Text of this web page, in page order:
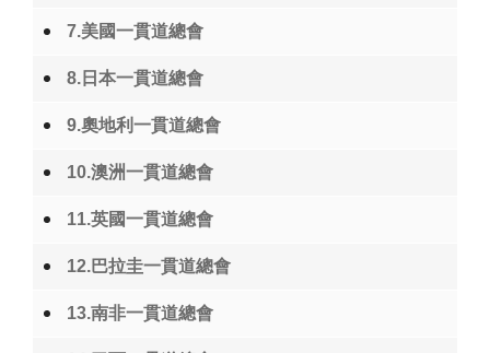
7.美國一貫道總會
8.日本一貫道總會
9.奧地利一貫道總會
10.澳洲一貫道總會
11.英國一貫道總會
12.巴拉圭一貫道總會
13.南非一貫道總會